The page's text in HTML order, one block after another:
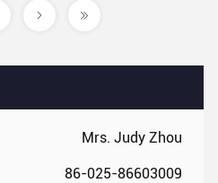
Mrs. Judy Zhou
86-025-86603009